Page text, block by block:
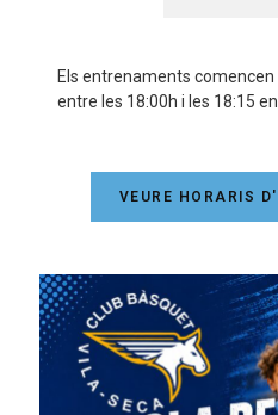
Els entrenaments
entre les 18:00h i les 18:15
VEURE HORARIS